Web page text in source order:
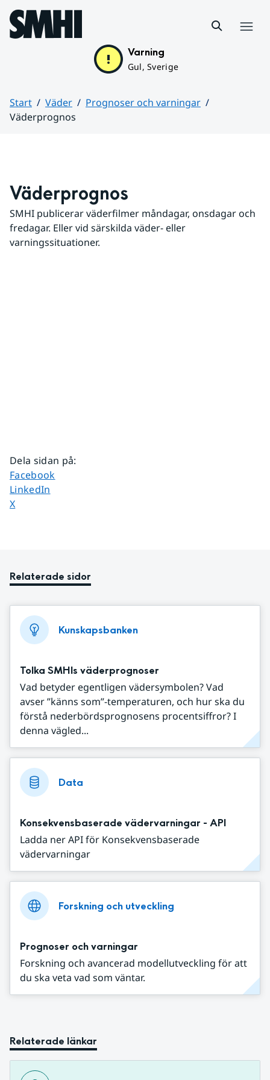
Hoppa till sidans innehåll
Varning
Gul, Sverige
Start Väder
Prognoser och varningar
Väderprognos
Väderprognos
SMHI publicerar väderfilmer måndagar, onsdagar och
fredagar. Eller vid särskilda väder- eller
varningssituationer.
Dela sidan på:
Dela sidan på
Facebook
Dela sidan på
LinkedIn
Dela sidan på
X
Relaterade sidor
Kunskapsbanken
Tolka SMHIs väderprognoser
Vad betyder egentligen vädersymbolen? Vad
avser ”känns som”-temperaturen, och hur ska du
förstå nederbördsprognosens procentsiffror? I
denna vägled...
Data
Konsekvensbaserade vädervarningar - API
Ladda ner API för Konsekvensbaserade
vädervarningar
Forskning och utveckling
Prognoser och varningar
Forskning och avancerad modellutveckling för att
du ska veta vad som väntar.
Relaterade länkar